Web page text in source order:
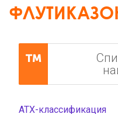
АТХ-классификация